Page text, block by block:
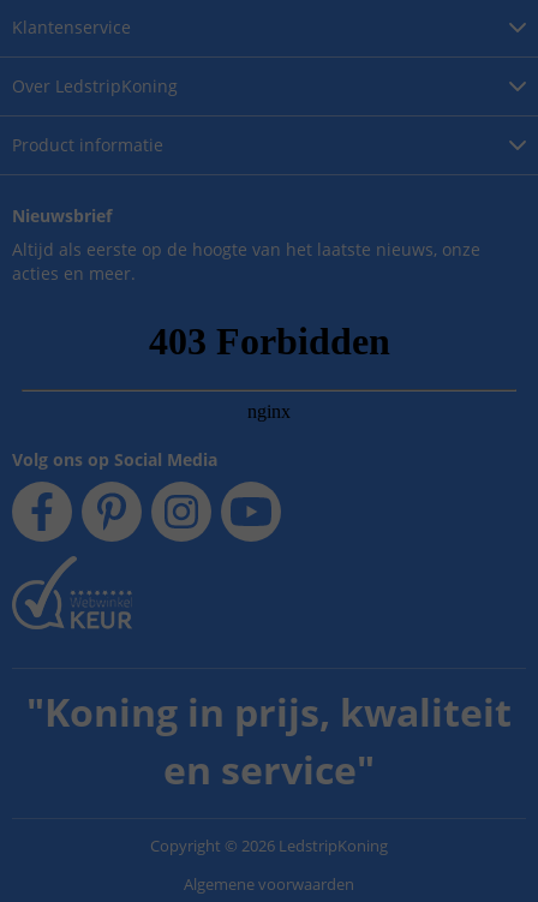
Over LedstripKoning
Product informatie
Klantenservice
Nieuwsbrief
Altijd als eerste op de hoogte van het laatste nieuws, onze
acties en meer.
Volg ons op Social Media
"Koning in prijs, kwaliteit
en service"
Copyright © 2026 LedstripKoning
Algemene voorwaarden